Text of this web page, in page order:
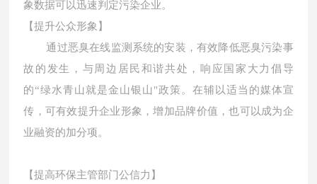
象数据可以迅速判定污染企业。
【提升公众形象 】
通过恶臭在线监测系统的安装，有效降低恶臭污染事
故的发生，与周边居民和谐共处，响应国家大力倡导
的“绿水青山就是金山银山"政策。在辅以适当的媒体宣
传，可有效提升企业形象，增加品牌价值，也可以成为企
业融资的加分项。
【提高环保主管部门公信力 】